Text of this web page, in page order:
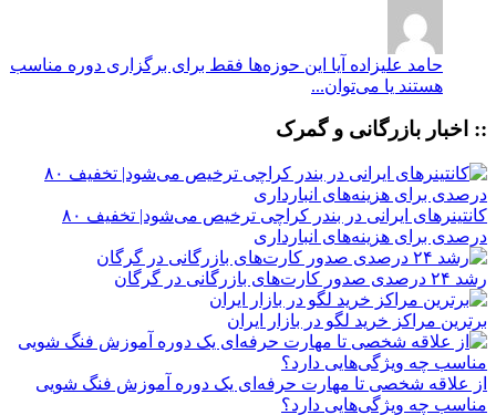
حامد علیزاده آیا این حوزه‌ها فقط برای برگزاری دوره مناسب
هستند یا می‌توان...
:: اخبار بازرگانی و گمرک
کانتینرهای ایرانی در بندر کراچی ترخیص می‌شود| تخفیف ۸۰
درصدی برای هزینه‌های انبارداری
رشد ۲۴ درصدی صدور کارت‌های بازرگانی در گرگان
برترین مراکز خرید لگو در بازار ایران
از علاقه شخصی تا مهارت حرفه‌ای یک دوره آموزش فنگ شویی
مناسب چه ویژگی‌هایی دارد؟